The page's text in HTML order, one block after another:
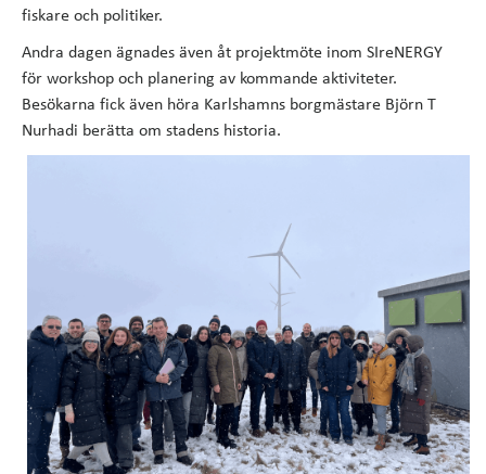
fiskare och politiker.
Andra dagen ägnades även åt projektmöte inom SIreNERGY
för workshop och planering av kommande aktiviteter.
Besökarna fick även höra Karlshamns borgmästare Björn T
Nurhadi berätta om stadens historia.